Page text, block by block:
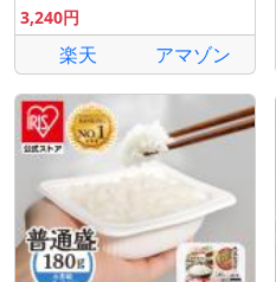
3,240円
楽天 アマゾン